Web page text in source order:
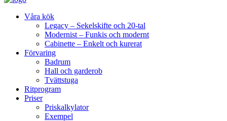
Våra kök
Legacy – Sekelskifte och 20-tal
Modernist – Funkis och modernt
Cabinette – Enkelt och kurerat
Förvaring
Badrum
Hall och garderob
Tvättstuga
Ritprogram
Priser
Priskalkylator
Exempel